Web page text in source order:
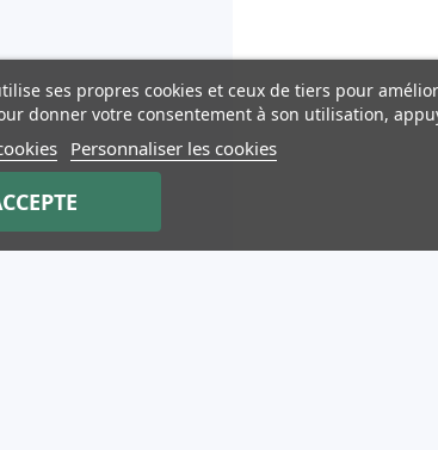
ses propres cookies et ceux de tiers pour
donner votre consentement à son utilisation,
Personnaliser les cookies